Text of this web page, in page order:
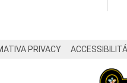
PRIVACY ACCESSIBILITÁ